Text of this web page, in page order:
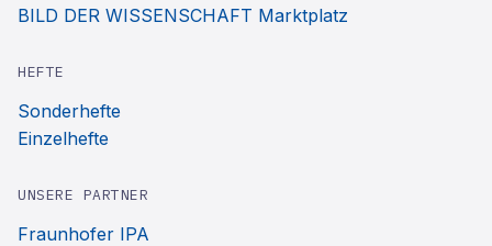
BILD DER WISSENSCHAFT Marktplatz
HEFTE
Sonderhefte
Einzelhefte
UNSERE PARTNER
Fraunhofer IPA